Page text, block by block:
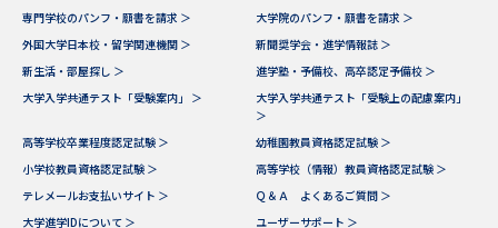
専門学校のパンフ・願書を請求 ＞
大学院のパンフ・願書を請求 ＞
外国大学日本校・留学関連機関 ＞
新聞奨学会・進学情報誌 ＞
新生活・部屋探し ＞
進学塾・予備校、高卒認定予備校 ＞
大学入学共通テスト「受験案内」 ＞
大学入学共通テスト「受験上の配慮案内」
＞
高等学校卒業程度認定試験 ＞
幼稚園教員資格認定試験 ＞
小学校教員資格認定試験 ＞
高等学校（情報）教員資格認定試験 ＞
テレメールお支払いサイト ＞
Ｑ＆Ａ よくあるご質問 ＞
大学進学IDについて ＞
ユーザーサポート ＞